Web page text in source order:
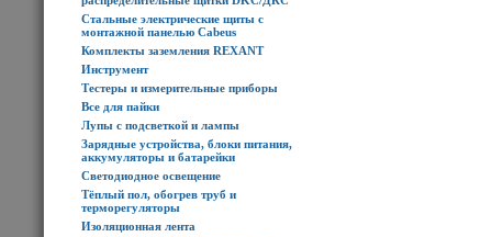
Стальные электрические щиты с
монтажной панелью Cabeus
Комплекты заземления REXANT
Инструмент
Тестеры и измерительные приборы
Все для пайки
Лупы с подсветкой и лампы
Зарядные устройства, блоки питания,
аккумуляторы и батарейки
Светодиодное освещение
Тёплый пол, обогрев труб и
терморегуляторы
Изоляционная лента